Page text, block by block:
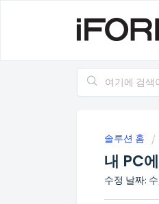
솔루션 홈
내 PC
수정 날짜: